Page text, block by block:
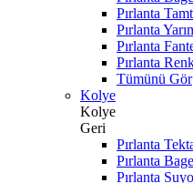
Pırlanta
Pırlanta
Pırlanta
Pırlanta
Tümünü Gör
Kolye
Kolye
Geri
Pırlanta
Pırlanta
Pırlanta